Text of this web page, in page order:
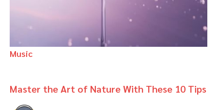
Music
Master the Art of Nature With These 10 Tips